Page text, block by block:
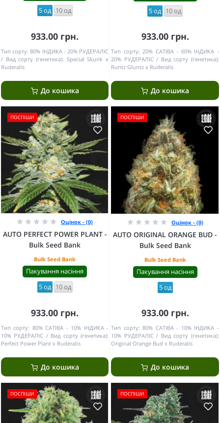
5 од 10 од
933.00 грн.
Тип сорту: 80% ІНДИКА - 20% РУДЕРАЛІС
Вид сорту (генетика): Special Skunk x
Ruderalis
До кошика
5 од 10 од
933.00 грн.
Тип сорту: 20% САТІВА - 60% ІНДИКА -
20% РУДЕРАЛІС
Вид сорту (генетика):
Runtz Gluntz x Ruderalis
До кошика
ПОСПІШИ
Оцінок - (0)
AUTO PERFECT POWER PLANT -
Bulk Seed Bank
Bulk Seed Bank
Пакування насіння
5 од 10 од
933.00 грн.
Тип сорту: 80% САТІВА - 10% ІНДИКА -
10% РУДЕРАЛІС
Вид сорту (генетика):
Perfect Power Plant x Ruderalis
До кошика
ПОСПІШИ
Оцінок - (0)
AUTO ORIGINAL ORANGE BUD -
Bulk Seed Bank
Bulk Seed Bank
Пакування насіння
5 од
933.00 грн.
Тип сорту: 80% САТІВА - 10% ІНДИКА -
10% РУДЕРАЛІС
Вид сорту (генетика):
Original Orange Bud x Ruderalis
До кошика
ПОСПІШИ ПОСПІШИ